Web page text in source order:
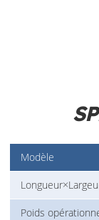
Modèle
Poids